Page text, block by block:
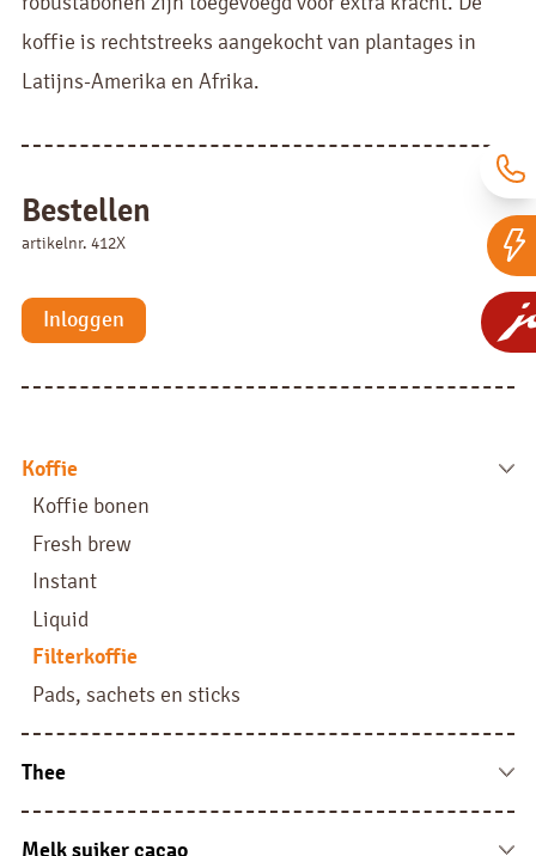
Koffie
Koffie bonen
Fresh brew
Instant
Liquid
Filterkoffie
Pads, sachets en sticks
Thee
Theezakjes
Theezakjes horeca
Melk suiker cacao
koffie is rechtstreeks aangekocht van plantages in
Latijns-Amerika en Afrika.
Bestellen
artikelnr. 412X
Inloggen